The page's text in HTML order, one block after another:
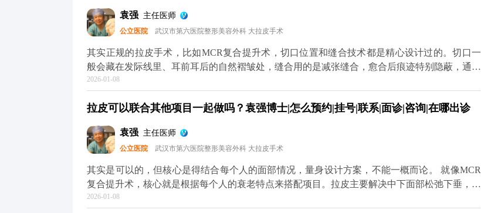
台（公众号、百家号、小红薯）预约面诊，详细了解。
袁强 主任医师
公立医院 武汉市第六医院整形美容外科 大拉皮手术
其实正规的拉皮手术，比如MCR复合提升术，切口位置和缝合技术都是精心设计过的。切口一
般会藏在发际线里、耳前耳后的自然褶皱处，缝合用的是减张缝合，愈合后痕迹特别隐蔽，通常
1-3个月就基本看不出来了。至于大家担心的耳朵变形，只要操作规范，这种情况很少出现。 当
物、海鲜和牛羊肉这些“发物”也先忌口，饮食清淡软烂一些。出院后可以散散步，但一个月内别
护理，拉皮切口愈合大多都很理想，不用过度焦虑。 想知道更多关于MCR复合提升术的问题，
可以去官方媒体平台（公众号、百家号、小红薯）预约面诊，详细了解。
2026-01-08
拉皮可以联合其他项目一起做吗？袁强博士|怎么预约|挂号|联系|面诊|咨询|在哪出诊
袁强 主任医师
公立医院 武汉市第六医院整形美容外科 大拉皮手术
其实是可以的，但核心是得结合每个人的面部情况，量身设计方案，不能一概而论。 就像MCR
复合提升术，核心就是根据每个人的衰老特点来搭配项目。拉皮主要解决中下面部松弛下垂，但
很多人眼周问题也很明显，比如上眼皮松、眼角往下掉，或者眼袋突出，这种时候单做拉皮就不
2026-01-08